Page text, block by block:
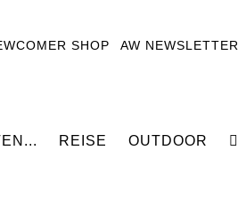
SHOP AW NEWSLETTER
REISE OUTDOOR